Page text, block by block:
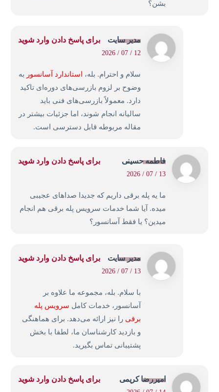
بشن؟
مدیر سایت
12 / 07 / 2026
سلام و احترام. بله، استاندارد آسانسور به
وضوح بر لزوم بازرسی‌های دوره‌ای تاکید
دارد. معمولاً بازرسی‌های فنی باید
سالیانه انجام شوند، اما جزئیات بیشتر در
مقاله مربوطه قابل دسترسی است.
برای پاسخ دادن وارد شوید
فاطمه حسینی
13 / 07 / 2026
ما یه پله برقی داریم که جدیدا صداهای عجیبی
میده. آیا شما خدمات سرویس پله برقی هم انجام
میدین؟ یا فقط آسانسور؟
برای پاسخ دادن وارد شوید
مدیر سایت
13 / 07 / 2026
با سلام. بله، مجموعه ما علاوه بر
آسانسور، خدمات کامل سرویس پله
برقی را نیز ارائه می‌دهد. برای هماهنگی
و بازدید کارشناسان ما، لطفا با بخش
پشتیبانی تماس بگیرید.
برای پاسخ دادن وارد شوید
امیررضا کریمی برای پاسخ دادن وارد شوید